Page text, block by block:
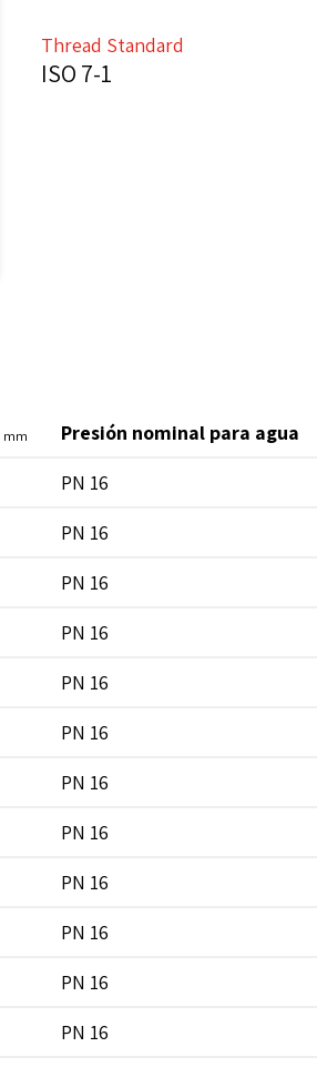
Thread Standard
ISO 7-1
mm Presión nominal para agua
PN 16
PN 16
PN 16
PN 16
PN 16
PN 16
PN 16
PN 16
PN 16
PN 16
PN 16
PN 16